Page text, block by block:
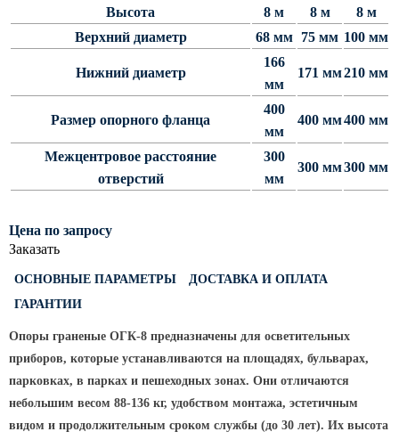
СП Опора освещения силовая
прямостоечная трубчатая
граненые опоры освещения
ОККС Силовые круглые
конические опоры освещения
Светофорные опоры
ОСФГ Светофорные граненые
ОГСГ Опоры граненые
ОСФК Светофорные стойки
ОГКС Опоры граненые конические
ОККС Опоры круглые конические
складывающиеся
Высота
8 м 8 м
8 м
Верхний диаметр
68 мм 75 мм 100 мм
Нижний диаметр
166
мм
171 мм210 мм
Размер опорного фланца
400
мм
400 мм400 мм
Межцентровое расстояние
отверстий
300
мм
300 мм300 мм
Цена по запросу
Заказать
ОСНОВНЫЕ ПАРАМЕТРЫ
ДОСТАВКА И ОПЛАТА
ГАРАНТИИ
Опоры граненые ОГК-8 предназначены для осветительных
приборов, которые устанавливаются на площадях, бульварах,
парковках, в парках и пешеходных зонах. Они отличаются
небольшим весом 88-136 кг, удобством монтажа, эстетичным
видом и продолжительным сроком службы (до 30 лет). Их высота